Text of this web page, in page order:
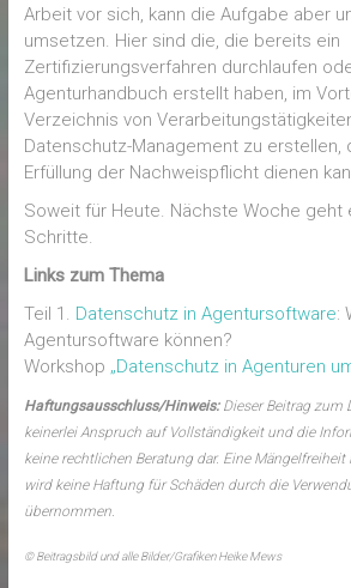
Arbeit vor sich, kann die Aufgabe aber
umsetzen. Hier sind die, die bereits ein
Zertifizierungsverfahren durchlaufen
Agenturhandbuch erstellt haben, im
Verzeichnis von
Datenschutz-Management zu erstellen,
Erfüllung der Nachweispflicht dienen
Soweit für Heute. Nächste Woche geht
Schritte.
Links zum Thema
Teil 1. Datenschutz in Agentursoftware:
Agentursoftware können?
Workshop „Datenschutz in Agenturen
Haftungsausschluss/Hinweis:Dieser Beitrag zum
keinerlei Anspruch auf Vollständigkeit und die
keine rechtlichen Beratung dar. Eine
wird keine Haftung für Schäden durch die
übernommen.
© Beitragsbild und alle Bilder/Grafiken Heike Mews